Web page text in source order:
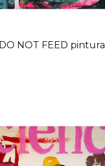
DO NOT FEED pintura